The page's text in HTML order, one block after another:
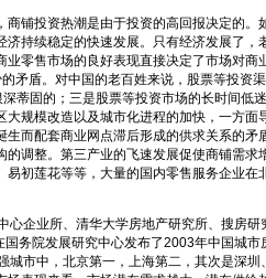
铺投资热潮是由于投资的高回报决定的。
济持续稳定的快速发展。只有经济发展了，
零售市场的良好表现直接决定了市场对商
矛盾。对中国的老百姓来说，股票等投资
深蒂固的；三是股票等投资市场的长时间低
大规模改造以及城市化进程的加快，一方面
生而配套商业网点滞后形成的供求关系的矛
的调整。第三产业的飞速发展促使商铺需求
易初莲花等等，大量的国内零售服务企业在
企业所、清华大学房地产研究所、搜房研
国务院发展研究中心发布了2003年中国城
城市中，北京第一，上海第二，其次是深